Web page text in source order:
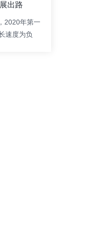
出路
2020年第一
速度为负